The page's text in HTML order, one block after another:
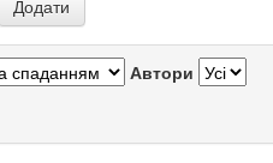
Автори